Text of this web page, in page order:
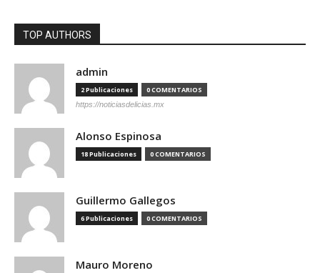
TOP AUTHORS
admin
2 Publicaciones 0 COMENTARIOS
https://noticiasdelicias.mx
Alonso Espinosa
18 Publicaciones 0 COMENTARIOS
Guillermo Gallegos
6 Publicaciones 0 COMENTARIOS
Mauro Moreno